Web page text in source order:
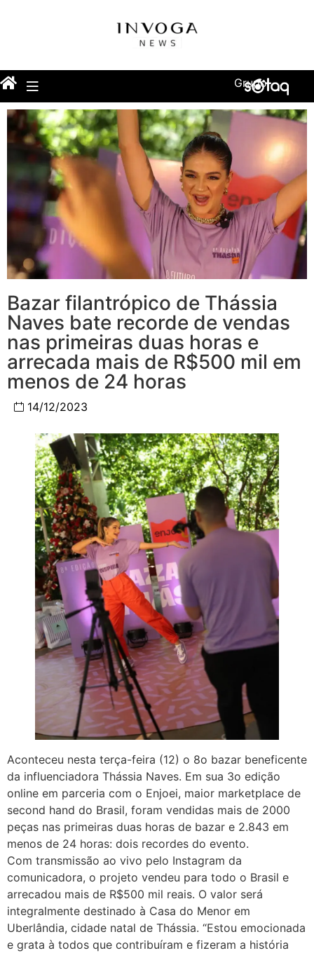
Grupo
Bazar filantrópico de Thássia
Naves bate recorde de vendas
nas primeiras duas horas e
arrecada mais de R$500 mil em
menos de 24 horas
14/12/2023
Aconteceu nesta terça-feira (12) o 8o bazar beneficente
da influenciadora Thássia Naves. Em sua 3o edição
online em parceria com o Enjoei, maior marketplace de
second hand do Brasil, foram vendidas mais de 2000
peças nas primeiras duas horas de bazar e 2.843 em
menos de 24 horas: dois recordes do evento.
Com transmissão ao vivo pelo Instagram da
comunicadora, o projeto vendeu para todo o Brasil e
arrecadou mais de R$500 mil reais. O valor será
integralmente destinado à Casa do Menor em
Uberlândia, cidade natal de Thássia. “Estou emocionada
e grata à todos que contribuíram e fizeram a história